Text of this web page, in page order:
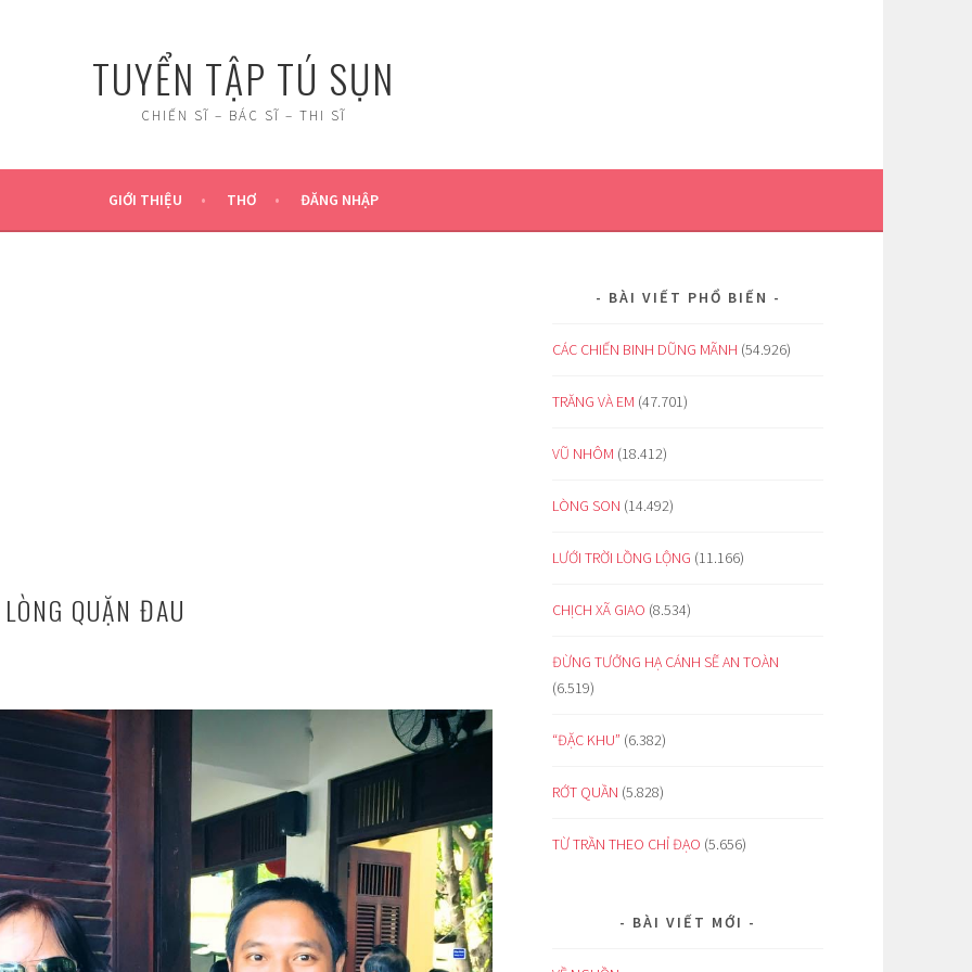
TUYỂN TẬP TÚ SỤN
CHIẾN SĨ – BÁC SĨ – THI SĨ
GIỚI THIỆU THƠ ĐĂNG NHẬP
QUẶN ĐAU
BÀI VIẾT PHỔ BIẾN
CÁC CHIẾN BINH DŨNG MÃNH (54.926)
TRĂNG VÀ EM (47.701)
VŨ NHÔM (18.412)
LÒNG SON (14.492)
LƯỚI TRỜI LỒNG LỘNG (11.166)
CHỊCH XÃ GIAO (8.534)
ĐỪNG TƯỞNG HẠ CÁNH SẼ AN TOÀN
(6.519)
“ĐẶC KHU” (6.382)
RỚT QUẦN (5.828)
TỪ TRẦN THEO CHỈ ĐẠO (5.656)
BÀI VIẾT MỚI